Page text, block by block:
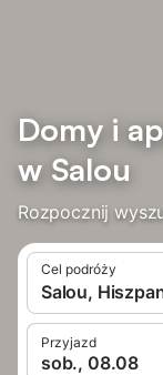
Domy i
w Salou
Rozpocznij
Cel podróży
Salou,
Przyjazd
sob., 08.08